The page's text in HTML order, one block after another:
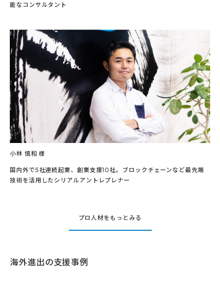
能なコンサルタント
小林 慎和 様
国内外で5社連続起業、創業支援10社。ブロックチェーンなど最先端
技術を活用したシリアルアントレプレナー
プロ人材をもっとみる
海外進出の支援事例